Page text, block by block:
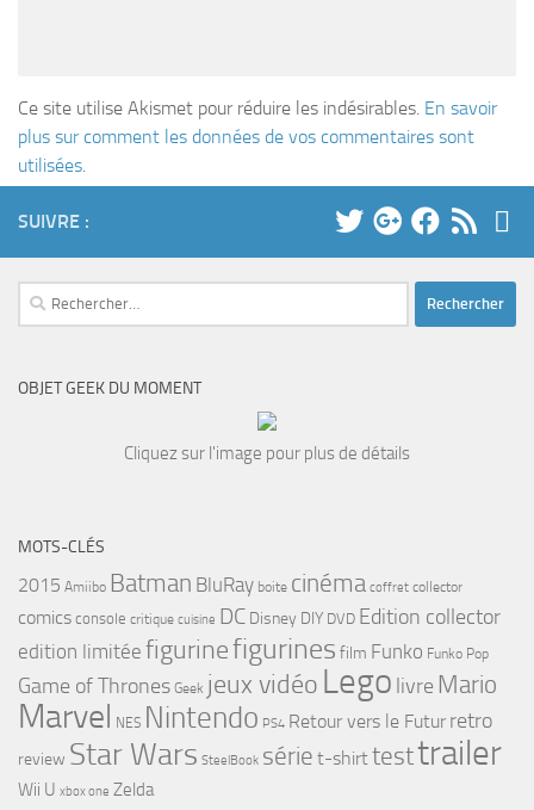
Ce site utilise Akismet pour réduire les indésirables. En savoir
plus sur comment les données de vos commentaires sont
utilisées
SUIVRE :
Rechercher :
OBJET GEEK DU MOMENT
Cliquez sur l'image pour plus de détails
MOTS-CLÉS
2015 Amiibo Batman BluRay boite cinéma coffret collector
comics console critique cuisine DC Disney DIY DVD Edition collector
edition limitée figurinefigurines film Funko Funko Pop
Game of Thrones Geek jeux vidéo Lego livre Mario
Marvel NES Nintendo PS4 Retour vers le Futur retro
review Star Wars SteelBook série t-shirttesttrailer
Wii U xbox one Zelda